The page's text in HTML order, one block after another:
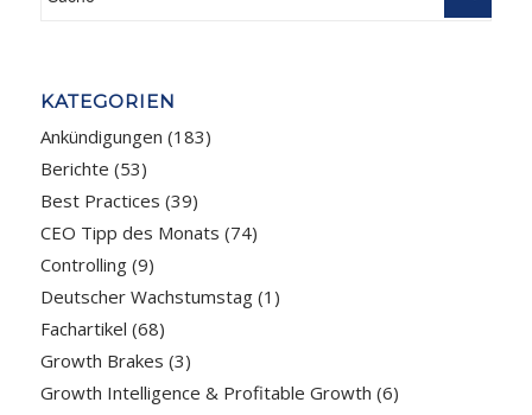
KATEGORIEN
Ankündigungen (183)
Berichte (53)
Best Practices (39)
CEO Tipp des Monats (74)
Controlling(9)
Deutscher Wachstumstag(1)
Fachartikel (68)
Growth Brakes (3)
Growth Intelligence & Profitable Growth (6)